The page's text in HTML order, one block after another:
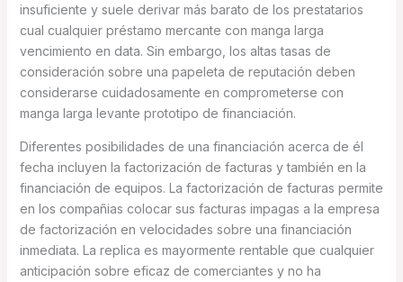
insuficiente y suele derivar más barato de los prestatarios
cual cualquier préstamo mercante con manga larga
vencimiento en data. Sin embargo, los altas tasas de
consideración sobre una papeleta de reputación deben
considerarse cuidadosamente en comprometerse con
manga larga levante prototipo de financiación.
Diferentes posibilidades de una financiación acerca de él
fecha incluyen la factorización de facturas y también en la
financiación de equipos. La factorización de facturas permite
en los compañias colocar sus facturas impagas a la empresa
de factorización en velocidades sobre una financiación
inmediata. La replica es mayormente rentable que cualquier
anticipación sobre eficaz de comerciantes y no ha